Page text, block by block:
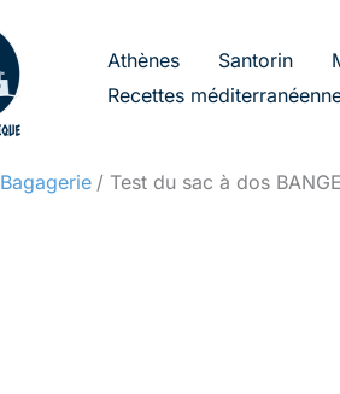
Athènes Santorin
Recettes
Bagagerie Test du sac à dos